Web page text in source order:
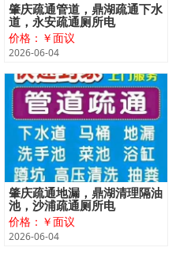
肇庆疏通管道，鼎湖疏通下水
道，永安疏通厕所电
价格：￥面议
2026-06-04
肇庆疏通地漏，鼎湖清理隔油
池，沙浦疏通厕所电
价格：￥面议
2026-06-04